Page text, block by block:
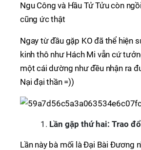
Ngu Công và Hầu Tử Tửu còn
cũng ức thật
Ngay từ đầu gặp KO đã thể hiện
kinh thô như Hách Mi vẫn cứ
một cái dường như đều nhận ra
Nại đại thần =))
Lần gặp thứ hai: Trao
Lần này bà mối là Đại Bài Đương